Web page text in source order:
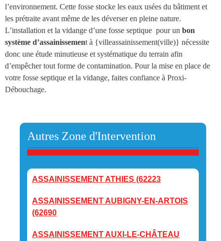
l’environnement. Cette fosse stocke les eaux usées du bâtiment et
les prétraite avant même de les déverser en pleine nature.
L’installation et la vidange d’une fosse septique pour un bon
système d’assainissement à {villeassainissement(ville)} nécessite
donc une étude minutieuse et systématique du terrain afin
d’empêcher tout forme de contamination. Pour la mise en place de
votre fosse septique et la vidange, faites confiance à Proxi-
Débouchage.
Autres Zone d'Intervention
ASSAINISSEMENT ATHIES (62223
ASSAINISSEMENT AUBIGNY-EN-ARTOIS
(62690
ASSAINISSEMENT AUXI-LE-CHÂTEAU